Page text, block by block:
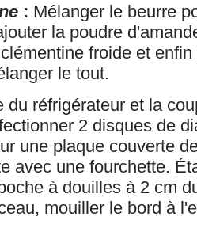
: Mélanger le beurre
la poudre
froide et
le tout.
du réfrigérateur et la
2 disques de
une plaque couverte
avec une fourchette.
à douilles à 2 cm
mouiller le bord à